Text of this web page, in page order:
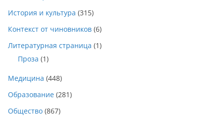
История и культура (315)
Контекст от чиновников (6)
Литературная страница (1)
Проза (1)
Медицина (448)
Образование (281)
Общество (867)